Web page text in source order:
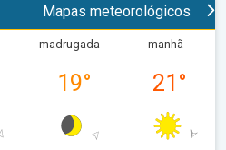
Mapas meteorológicos
madrugada
19°
manhã
21 °